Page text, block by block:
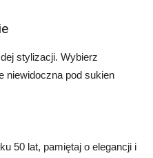
stylizacji. Wybierz
niewidoczna pod sukien
50 lat, pamiętaj o elegancji i